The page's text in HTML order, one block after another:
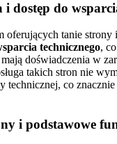
i dostęp do
oferujących tanie strony
technicznego,
doświadczenia w
takich stron nie
technicznej, co znacznie
i podstawowe